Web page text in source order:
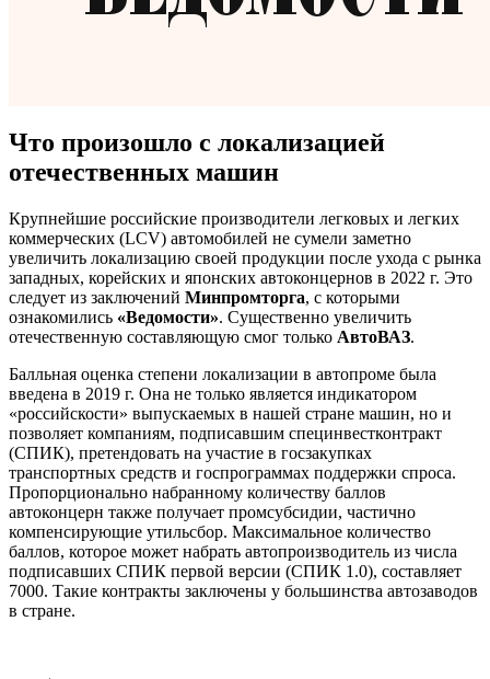
Что произошло с локализацией
отечественных машин
Крупнейшие российские производители легковых и легких
коммерческих (LCV) автомобилей не сумели заметно
увеличить локализацию своей продукции после ухода с рынка
западных, корейских и японских автоконцернов в 2022 г. Это
следует из заключений Минпромторга, с которыми
ознакомились «Ведомости». Существенно увеличить
отечественную составляющую смог только АвтоВАЗ.
Балльная оценка степени локализации в автопроме была
введена в 2019 г. Она не только является индикатором
«российскости» выпускаемых в нашей стране машин, но и
позволяет компаниям, подписавшим специнвестконтракт
(СПИК), претендовать на участие в госзакупках
транспортных средств и госпрограммах поддержки спроса.
Пропорционально набранному количеству баллов
автоконцерн также получает промсубсидии, частично
компенсирующие утильсбор. Максимальное количество
баллов, которое может набрать автопроизводитель из числа
подписавших СПИК первой версии (СПИК 1.0), составляет
7000. Такие контракты заключены у большинства автозаводов
в стране.